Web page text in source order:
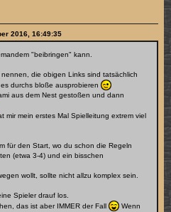
2016, 16:49:35
"beibringen" kann.
die obigen Links sind tatsächlich
durchs bloße ausprobieren
aus dem Nest gestoßen und dann
mir mein erstes Mal Spielleitung extrem viel
für den Start, wo du schon die Regeln
(etwa 3-4) und ein bisschen
wollt, sollte nicht allzu komplex sein.
Spieler drauf los.
das ist aber IMMER der Fall
Wenn